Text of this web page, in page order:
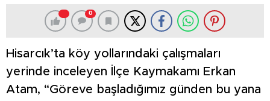
0
Hisarcık’ta köy yollarındaki çalışmaları
yerinde inceleyen İlçe Kaymakamı Erkan
Atam, “Göreve başladığımız günden bu yana